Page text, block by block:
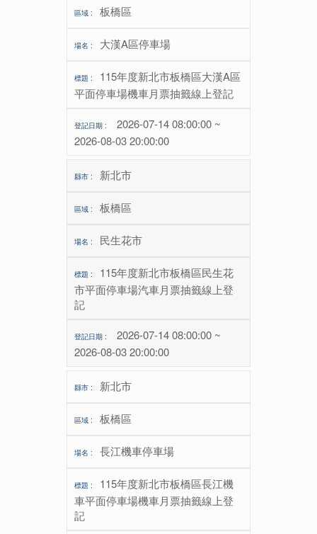
板橋區
大漢A區停車場
115年度新北市板橋區大漢A區
平面停車場機車月票抽籤線上登記
2026-08-03 20:00:00
新北市
板橋區
民生花市
115年度新北市板橋區民生花
市平面停車場汽車月票抽籤線上登
記
2026-08-03 20:00:00
新北市
板橋區
長江機車停車場
115年度新北市板橋區長江機
車平面停車場機車月票抽籤線上登
記